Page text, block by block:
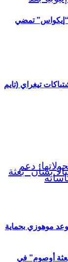
تيغراي (تايم
أوصوم” في
الموحدة “إيكو” في 2027.. “إيكواس” تمضي
وعد موهوزي بحماية